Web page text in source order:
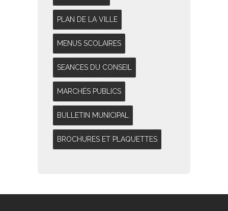
PLAN DE LA VILLE
MENUS SCOLAIRES
SEANCES DU CONSEIL
MARCHÉS PUBLICS
BULLETIN MUNICIPAL
BROCHURES ET PLAQUETTES